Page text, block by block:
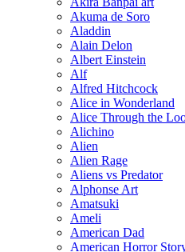
Akuma de Soro
Aladdin
Alain Delon
Albert Einstein
Alf
Alfred Hitchcock
Alice in Wonderland
Alice Through the
Alichino
Alien
Alien Rage
Aliens vs Predator
Alphonse Art
Amatsuki
Ameli
American Dad
American Horror